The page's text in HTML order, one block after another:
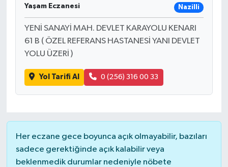
Yaşam Eczanesi Nazilli
YENİ SANAYİ MAH. DEVLET KARAYOLU KENARI
61 B ( ÖZEL REFERANS HASTANESİ YANI DEVLET
YOLU ÜZERİ )
Yol Tarifi Al 0 (256) 316 00 33
Her eczane gece boyunca açık olmayabilir, bazıları
sadece gerektiğinde açık kalabilir veya
beklenmedik durumlar nedeniyle nöbete